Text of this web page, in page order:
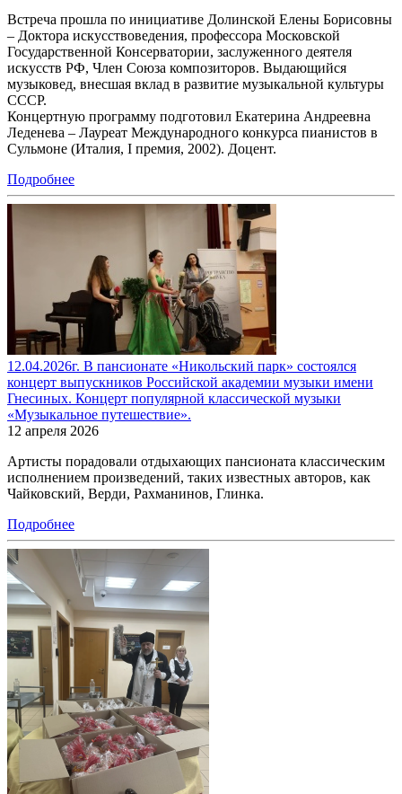
Встреча прошла по инициативе Долинской Елены Борисовны
– Доктора искусствоведения, профессора Московской
Государственной Консерватории, заслуженного деятеля
искусств РФ, Член Союза композиторов. Выдающийся
музыковед, внесшая вклад в развитие музыкальной культуры
СССР.
Концертную программу подготовил Екатерина Андреевна
Леденева – Лауреат Международного конкурса пианистов в
Сульмоне (Италия, I премия, 2002). Доцент.
Подробнее
12.04.2026г. В пансионате «Никольский парк» состоялся
концерт выпускников Российской академии музыки имени
Гнесиных. Концерт популярной классической музыки
«Музыкальное путешествие».
12 апреля 2026
Артисты порадовали отдыхающих пансионата классическим
исполнением произведений, таких известных авторов, как
Чайковский, Верди, Рахманинов, Глинка.
Подробнее